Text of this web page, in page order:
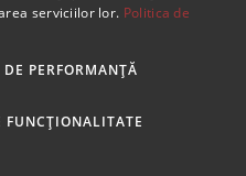
serviciilor lor. Politica de
DE PERFORMANȚĂ
FUNCŢIONALITATE